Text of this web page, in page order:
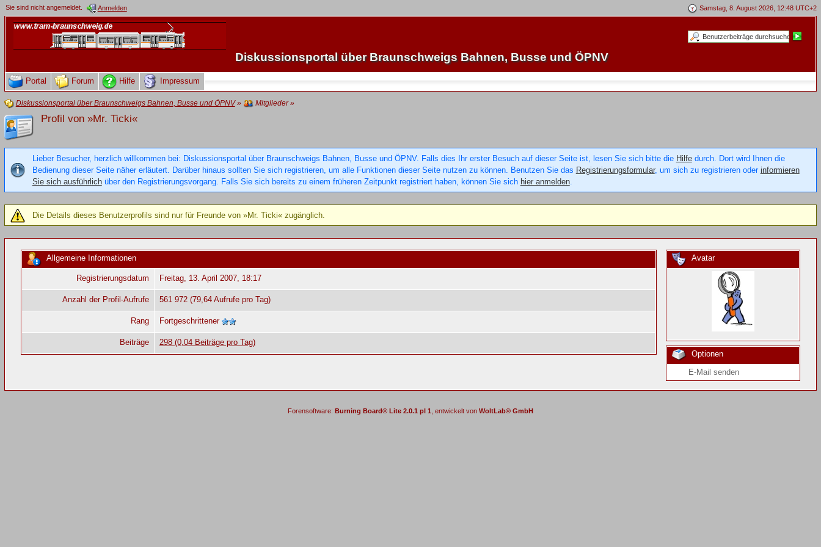
Samstag, 8. August 2026, 12:48 UTC+2
Sie sind nicht angemeldet. Anmelden
Diskussionsportal über Braunschweigs Bahnen, Busse und ÖPNV
Portal Forum Hilfe Impressum
Diskussionsportal über Braunschweigs Bahnen, Busse und ÖPNV» Mitglieder»
Profil von »Mr. Ticki«
Lieber Besucher, herzlich willkommen bei: Diskussionsportal über Braunschweigs Bahnen, Busse und ÖPNV. Falls dies Ihr erster Besuch auf dieser Seite ist, lesen Sie sich bitte die Hilfedurch. Dort wird Ihnen die
Bedienung dieser Seite näher erläutert. Darüber hinaus sollten Sie sich registrieren, um alle Funktionen dieser Seite nutzen zu können. Benutzen Sie das Registrierungsformular, um sich zu registrieren oder informieren
Sie sich ausführlichüber den Registrierungsvorgang. Falls Sie sich bereits zu einem früheren Zeitpunkt registriert haben, können Sie sich hier anmelden.
Die Details dieses Benutzerprofils sind nur für Freunde von »Mr. Ticki« zugänglich.
Avatar
Optionen
E-Mail senden
Allgemeine Informationen
Registrierungsdatum Freitag, 13. April 2007, 18:17
Anzahl der Profil-Aufrufe 561 972 (79,64 Aufrufe pro Tag)
Rang Fortgeschrittener
Beiträge 298 (0,04 Beiträge pro Tag)
Forensoftware: Burning Board® Lite 2.0.1 pl 1 , entwickelt von WoltLab® GmbH